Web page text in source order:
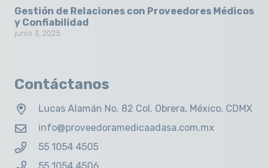
Gestión de Relaciones con Proveedores Médicos
y Confiabilidad
junio 3, 2025
Contáctanos
Lucas Alamán No. 82 Col. Obrera, México, CDMX
info@proveedoramedicaadasa.com.mx
55 1054 4505